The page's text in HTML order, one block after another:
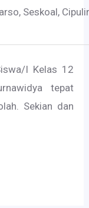
Seskoal,
I Kelas 12
tepat
Sekian dan